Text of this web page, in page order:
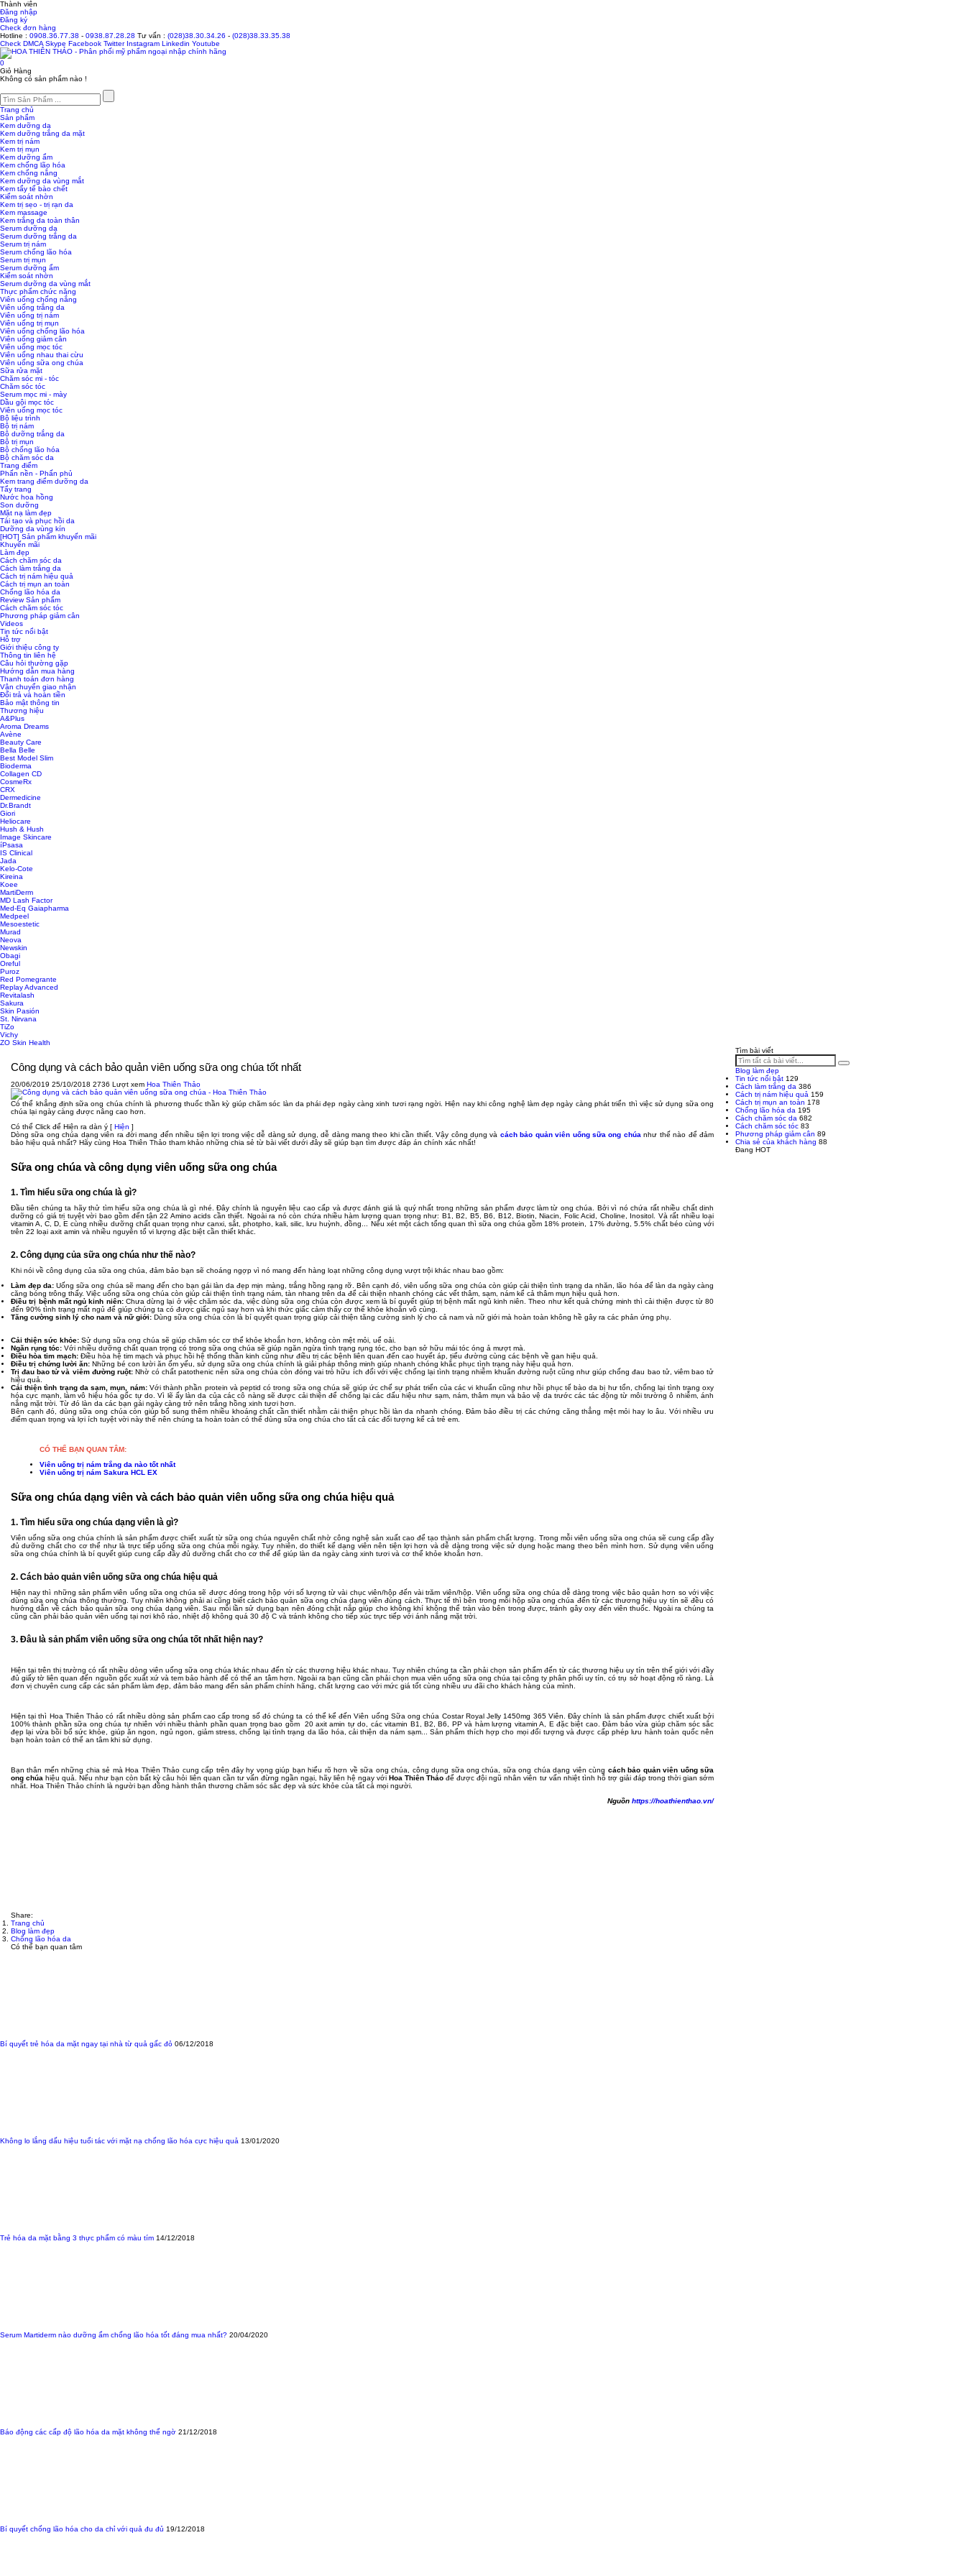
Thành viên
Đăng nhập
Đăng ký
Check đơn hàng
Hotline : 0908.36.77.38 - 0938.87.28.28 Tư vấn : (028)38.30.34.26 - (028)38.33.35.38
Check DMCA Skype Facebook Twitter Instagram Linkedin Youtube
0
Giỏ Hàng
Không có sản phẩm nào !
Trang chủ
Sản phẩm
Kem dưỡng da
Kem dưỡng trắng da mặt
Kem trị nám
Kem trị mụn
Kem dưỡng ẩm
Kem chống lão hóa
Kem chống nắng
Kem dưỡng da vùng mắt
Kem tẩy tế bào chết
Kiểm soát nhờn
Kem trị sẹo - trị rạn da
Kem massage
Kem trắng da toàn thân
Serum dưỡng da
Serum dưỡng trắng da
Serum trị nám
Serum chống lão hóa
Serum trị mụn
Serum dưỡng ẩm
Kiểm soát nhờn
Serum dưỡng da vùng mắt
Thực phẩm chức năng
Viên uống chống nắng
Viên uống trắng da
Viên uống trị nám
Viên uống trị mụn
Viên uống chống lão hóa
Viên uống giảm cân
Viên uống mọc tóc
Viên uống nhau thai cừu
Viên uống sữa ong chúa
Sữa rửa mặt
Chăm sóc mi - tóc
Chăm sóc tóc
Serum mọc mi - mày
Dầu gội mọc tóc
Viên uống mọc tóc
Bộ liệu trình
Bộ trị nám
Bộ dưỡng trắng da
Bộ trị mụn
Bộ chống lão hóa
Bộ chăm sóc da
Trang điểm
Phấn nền - Phấn phủ
Kem trang điểm dưỡng da
Tẩy trang
Nước hoa hồng
Son dưỡng
Mặt nạ làm đẹp
Tái tạo và phục hồi da
Dưỡng da vùng kín
[HOT] Sản phẩm khuyến mãi
Khuyến mãi
Làm đẹp
Cách chăm sóc da
Cách làm trắng da
Cách trị nám hiệu quả
Cách trị mụn an toàn
Chống lão hóa da
Review Sản phẩm
Cách chăm sóc tóc
Phương pháp giảm cân
Videos
Tin tức nổi bật
Hỗ trợ
Giới thiệu công ty
Thông tin liên hệ
Câu hỏi thường gặp
Hướng dẫn mua hàng
Thanh toán đơn hàng
Vận chuyển giao nhận
Đổi trả và hoàn tiền
Bảo mật thông tin
Thương hiệu
A&Plus
Aroma Dreams
Avène
Beauty Care
Bella Belle
Best Model Slim
Bioderma
Collagen CD
CosmeRx
CRX
Dermedicine
Dr.Brandt
Giori
Heliocare
Hush & Hush
Image Skincare
íPsasa
IS Clinical
Jada
Kelo-Cote
Kireina
Koee
MartiDerm
MD Lash Factor
Med-Eq Gaiapharma
Medpeel
Mesoestetic
Murad
Neova
Newskin
Obagi
Oreful
Puroz
Red Pomegrante
Replay Advanced
Revitalash
Sakura
Skin Pasión
St. Nirvana
TiZo
Vichy
ZO Skin Health
Công dụng và cách bảo quản viên uống sữa ong chúa tốt nhất
20/06/2019 25/10/2018 2736 Lượt xem Hoa Thiên Thảo
Có thể khẳng định sữa ong chúa chính là phương thuốc thần kỳ giúp chăm sóc làn da phái đẹp ngày càng xinh tươi rạng ngời. Hiện nay khi công nghệ làm đẹp ngày càng phát triển thì việc sử dụng sữa ong
chúa lại ngày càng được nâng cao hơn.
Có thể Click để Hiện ra dàn ý [ Hiện ]
Dòng sữa ong chúa dạng viên ra đời mang đến nhiều tiện lợi trong việc dễ dàng sử dụng, dễ dàng mang theo khi cần thiết. Vậy công dụng và cách bảo quản viên uống sữa ong chúa như thế nào để đảm
bảo hiệu quả nhất? Hãy cùng Hoa Thiên Thảo tham khảo những chia sẻ từ bài viết dưới đây sẽ giúp bạn tìm được đáp án chính xác nhất!
Sữa ong chúa và công dụng viên uống sữa ong chúa
1. Tìm hiểu sữa ong chúa là gì?
Đầu tiên chúng ta hãy thử tìm hiểu sữa ong chúa là gì nhé. Đây chính là nguyên liệu cao cấp và được đánh giá là quý nhất trong những sản phẩm được làm từ ong chúa. Bởi vì nó chứa rất nhiều chất dinh
dưỡng có giá trị tuyệt vời bao gồm đến tận 22 Amino acids cần thiết. Ngoài ra nó còn chứa nhiều hàm lượng quan trọng như: B1, B2, B5, B6, B12, Biotin, Niacin, Folic Acid, Choline, Inositol. Và rất nhiều loại
vitamin A, C, D, E cùng nhiều dưỡng chất quan trọng như canxi, sắt, photpho, kali, silic, lưu huỳnh, đồng... Nếu xét một cách tổng quan thì sữa ong chúa gồm 18% protein, 17% đường, 5.5% chất béo cùng với
trên 22 loại axit amin và nhiều nguyên tố vi lượng đặc biệt cần thiết khác.
2. Công dụng của sữa ong chúa như thế nào?
Khi nói về công dụng của sữa ong chúa, đảm bảo bạn sẽ choáng ngợp vì nó mang đến hàng loạt những công dụng vượt trội khác nhau bao gồm:
Làm đẹp da: Uống sữa ong chúa sẽ mang đến cho bạn gái làn da đẹp mịn màng, trắng hồng rạng rỡ. Bên cạnh đó, viên uống sữa ong chúa còn giúp cải thiện tình trạng da nhăn, lão hóa để làn da ngày càng
căng bóng trông thấy. Việc uống sữa ong chúa còn giúp cải thiện tình trạng nám, tàn nhang trên da để cải thiện nhanh chóng các vết thâm, sạm, nám kể cả thâm mụn hiệu quả hơn.
Điều trị bệnh mất ngủ kinh niên:Chưa dừng lại ở việc chăm sóc da, việc dùng sữa ong chúa còn được xem là bí quyết giúp trị bệnh mất ngủ kinh niên. Theo như kết quả chứng minh thì cải thiện được từ 80
đến 90% tình trạng mất ngủ để giúp chúng ta có được giấc ngủ say hơn và khi thức giấc cảm thấy cơ thể khỏe khoắn vô cùng.
Tăng cường sinh lý cho nam và nữ giới: Dùng sữa ong chúa còn là bí quyết quan trọng giúp cải thiện tăng cường sinh lý cho cả nam và nữ giới mà hoàn toàn không hề gây ra các phản ứng phụ.
Cải thiện sức khỏe: Sử dụng sữa ong chúa sẽ giúp chăm sóc cơ thể khỏe khoắn hơn, không còn mệt mỏi, uể oải.
Ngăn rụng tóc: Với nhiều dưỡng chất quan trọng có trong sữa ong chúa sẽ giúp ngăn ngừa tình trạng rụng tóc, cho bạn sở hữu mái tóc óng ả mượt mà.
Điều hòa tim mạch: Điều hòa hệ tim mạch và phục hồi hệ thống thần kinh cũng như điều trị các bệnh liên quan đến cao huyết áp, tiểu đường cùng các bệnh về gan hiệu quả.
Điều trị chứng lười ăn: Những bé con lười ăn ốm yếu, sử dụng sữa ong chúa chính là giải pháp thông minh giúp nhanh chóng khắc phục tình trạng này hiệu quả hơn.
Trị đau bao tử và viêm đường ruột:Nhờ có chất patothenic nên sữa ong chúa còn đóng vai trò hữu ích đối với việc chống lại tình trạng nhiễm khuẩn đường ruột cũng như giúp chống đau bao tử, viêm bao tử
hiệu quả.
Cải thiện tình trạng da sạm, mụn, nám:Với thành phần protein và peptid có trong sữa ong chúa sẽ giúp ức chế sự phát triển của các vi khuẩn cũng như hồi phục tế bào da bị hư tổn, chống lại tình trạng oxy
hóa cực mạnh, làm vô hiệu hóa gốc tự do. Vì lẽ ấy làn da của các cô nàng sẽ được cải thiện để chống lại các dấu hiệu như sạm, nám, thâm mụn và bảo vệ da trước các tác động từ môi trường ô nhiễm, ánh
nắng mặt trời. Từ đó làn da các bạn gái ngày càng trở nên trắng hồng xinh tươi hơn.
Bên cạnh đó, dùng sữa ong chúa còn giúp bổ sung thêm nhiều khoáng chất cần thiết nhằm cải thiện phục hồi làn da nhanh chóng. Đảm bảo điều trị các chứng căng thẳng mệt mỏi hay lo âu. Với nhiều ưu
điểm quan trọng và lợi ích tuyệt vời này thế nên chúng ta hoàn toàn có thể dùng sữa ong chúa cho tất cả các đối tượng kể cả trẻ em.
CÓ THỂ BẠN QUAN TÂM:
Viên uống trị nám trắng da nào tốt nhất
Viên uống trị nám Sakura HCL EX
Sữa ong chúa dạng viên và cách bảo quản viên uống sữa ong chúa hiệu quả
1. Tìm hiểu sữa ong chúa dạng viên là gì?
Viên uống sữa ong chúa chính là sản phẩm được chiết xuất từ sữa ong chúa nguyên chất nhờ công nghệ sản xuất cao để tạo thành sản phẩm chất lượng. Trong mỗi viên uống sữa ong chúa sẽ cung cấp đầy
đủ dưỡng chất cho cơ thể như là trực tiếp uống sữa ong chúa mỗi ngày. Tuy nhiên, do thiết kế dạng viên nên tiện lợi hơn và dễ dàng trong việc sử dụng hoặc mang theo bên mình hơn. Sử dụng viên uống
sữa ong chúa chính là bí quyết giúp cung cấp đầy đủ dưỡng chất cho cơ thể để giúp làn da ngày càng xinh tươi và cơ thể khỏe khoắn hơn.
2. Cách bảo quản viên uống sữa ong chúa hiệu quả
Hiện nay thì những sản phẩm viên uống sữa ong chúa sẽ được đóng trong hộp với số lượng từ vài chục viên/hộp đến vài trăm viên/hộp. Viên uống sữa ong chúa dễ dàng trong việc bảo quản hơn so với việc
dùng sữa ong chúa thông thường. Tuy nhiên không phải ai cũng biết cách bảo quản sữa ong chúa dạng viên đúng cách. Thực tế thì bên trong mỗi hộp sữa ong chúa đến từ các thương hiệu uy tín sẽ đều có
hướng dẫn về cách bảo quản sữa ong chúa dạng viên. Sau mỗi lần sử dụng bạn nên đóng chặt nắp giúp cho không khí không thể tràn vào bên trong được, tránh gây oxy đến viên thuốc. Ngoài ra chúng ta
cũng cần phải bảo quản viên uống tại nơi khô ráo, nhiệt độ không quá 30 độ C và tránh không cho tiếp xúc trực tiếp với ánh nắng mặt trời.
3. Đâu là sản phẩm viên uống sữa ong chúa tốt nhất hiện nay?
Hiện tại trên thị trường có rất nhiều dòng viên uống sữa ong chúa khác nhau đến từ các thương hiệu khác nhau. Tuy nhiên chúng ta cần phải chọn sản phẩm đến từ các thương hiệu uy tín trên thế giới với đầy
đủ giấy tờ liên quan đến nguồn gốc xuất xứ và tem bảo hành để có thể an tâm hơn. Ngoài ra bạn cũng cần phải chọn mua viên uống sữa ong chúa tại công ty phân phối uy tín, có trụ sở hoạt động rõ ràng. Là
đơn vị chuyên cung cấp các sản phẩm làm đẹp, đảm bảo mang đến sản phẩm chính hãng, chất lượng cao với mức giá tốt cùng nhiều ưu đãi cho khách hàng của mình.
Hiện tại thì Hoa Thiên Thảo có rất nhiều dòng sản phẩm cao cấp trong số đó chúng ta có thể kể đến Viên uống Sữa ong chúa Costar Royal Jelly 1450mg 365 Viên. Đây chính là sản phẩm được chiết xuất bởi
100% thành phần sữa ong chúa tự nhiên với nhiều thành phần quan trọng bao gồm 20 axit amin tự do, các vitamin B1, B2, B6, PP và hàm lượng vitamin A, E đặc biệt cao. Đảm bảo vừa giúp chăm sóc sắc
đẹp lại vừa bồi bổ sức khỏe, giúp ăn ngon, ngủ ngon, giảm stress, chống lại tình trạng da lão hóa, cải thiện da nám sạm... Sản phẩm thích hợp cho mọi đối tượng và được cấp phép lưu hành toàn quốc nên
bạn hoàn toàn có thể an tâm khi sử dụng.
Bạn thân mến những chia sẻ mà Hoa Thiên Thảo cung cấp trên đây hy vọng giúp bạn hiểu rõ hơn về sữa ong chúa, công dụng sữa ong chúa, sữa ong chúa dạng viên cùng cách bảo quản viên uống sữa
ong chúa hiệu quả. Nếu như bạn còn bất kỳ câu hỏi liên quan cần tư vấn đừng ngần ngại, hãy liên hệ ngay vớiHoa Thiên Thảo để được đội ngũ nhân viên tư vấn nhiệt tình hỗ trợ giải đáp trong thời gian sớm
nhất. Hoa Thiên Thảo chính là người bạn đồng hành thân thương chăm sóc sắc đẹp và sức khỏe của tất cả mọi người.
Nguồn https://hoathienthao.vn/
Share:
Trang chủ
Blog làm đẹp
Chống lão hóa da
Có thể bạn quan tâm
Bí quyết trẻ hóa da mặt ngay tại nhà từ quả gấc đỏ 06/12/2018
Không lo lắng dấu hiệu tuổi tác với mặt nạ chống lão hóa cực hiệu quả 13/01/2020
Trẻ hóa da mặt bằng 3 thực phẩm có màu tím 14/12/2018
Serum Martiderm nào dưỡng ẩm chống lão hóa tốt đáng mua nhất? 20/04/2020
Báo động các cấp độ lão hóa da mặt không thể ngờ 21/12/2018
Bí quyết chống lão hóa cho da chỉ với quả đu đủ 19/12/2018
Tìm bài viết
Blog làm đẹp
Tin tức nổi bật 129
Cách làm trắng da 386
Cách trị nám hiệu quả 159
Cách trị mụn an toàn 178
Chống lão hóa da 195
Cách chăm sóc da 682
Cách chăm sóc tóc 83
Phương pháp giảm cân 89
Chia sẻ của khách hàng 88
Đang HOT